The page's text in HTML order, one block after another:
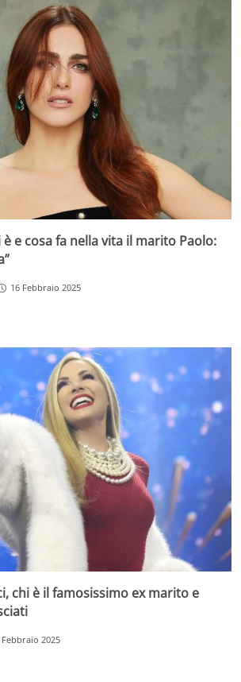
e cosa fa nella vita il marito Paolo:
16 Febbraio 2025
chi è il famosissimo ex marito e
Febbraio 2025